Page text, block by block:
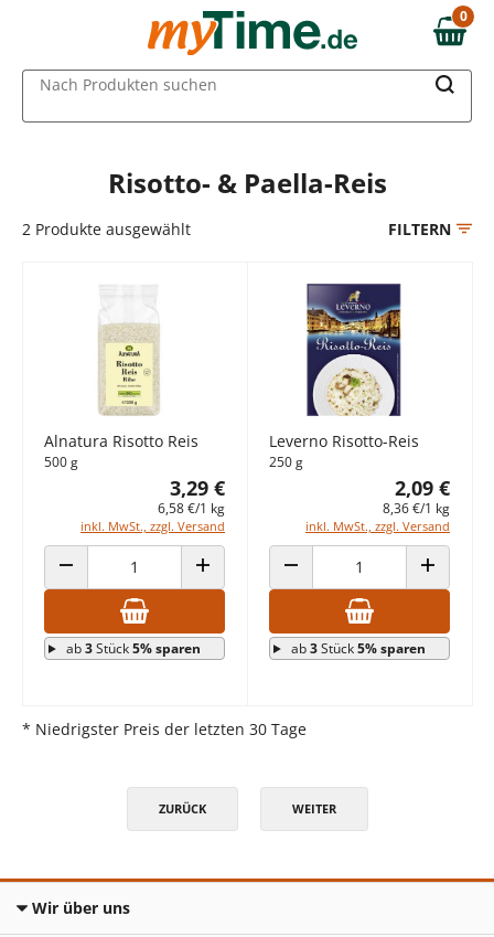
Zum Hauptinhalt springen
Zur Navigation springen
Zur Suche springen
0,00 €
0
Nach Produkten suchen
Risotto- & Paella-Reis
2 Produkte ausgewählt FILTERN
Alnatura Risotto Reis
500 g
3,29 €
6,58 €/1 kg
inkl. MwSt., zzgl. Versand
ANZAHL VERRINGERN ANZAHL ERHÖHEN
ab3Stück5% sparen
Leverno Risotto-Reis
250 g
2,09 €
8,36 €/1 kg
inkl. MwSt., zzgl. Versand
ANZAHL VERRINGERN ANZAHL
ab3Stück5% sparen
* Niedrigster Preis der letzten 30 Tage
ZURÜCK WEITER
Wir über uns